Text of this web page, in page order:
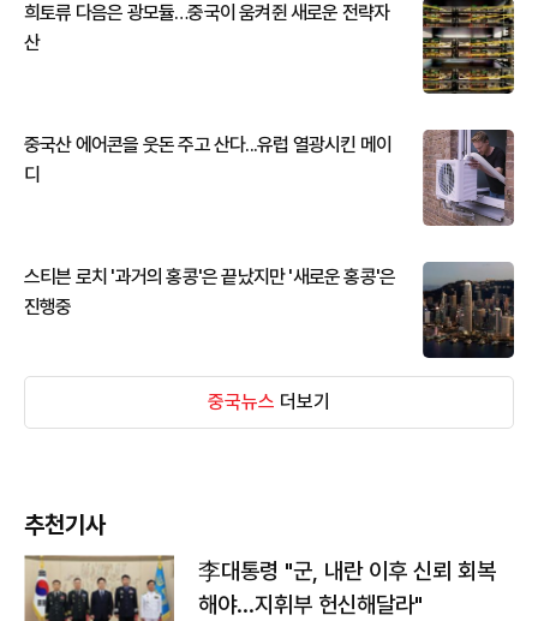
희토류 다음은 광모듈…중국이 움켜쥔 새로운 전략자
산
중국산 에어콘을 웃돈 주고 산다...유럽 열광시킨 메이
디
스티븐 로치 '과거의 홍콩'은 끝났지만 '새로운 홍콩'은
진행중
중국뉴스 더보기
추천기사
李대통령 "군, 내란 이후 신뢰 회복
해야…지휘부 헌신해달라"